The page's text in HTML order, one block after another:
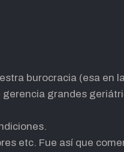
burocracia (esa en
grandes
etc. Fue así que